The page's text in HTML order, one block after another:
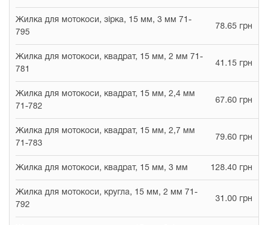
Жилка для мотокоси, зірка, 15 мм, 3 мм 71-
795
78.65 грн
Жилка для мотокоси, квадрат, 15 мм, 2 мм 71-
781
41.15 грн
Жилка для мотокоси, квадрат, 15 мм, 2,4 мм
71-782
67.60 грн
Жилка для мотокоси, квадрат, 15 мм, 2,7 мм
71-783
79.60 грн
Жилка для мотокоси, квадрат, 15 мм, 3 мм 128.40 грн
Жилка для мотокоси, кругла, 15 мм, 2 мм 71-
792
31.00 грн